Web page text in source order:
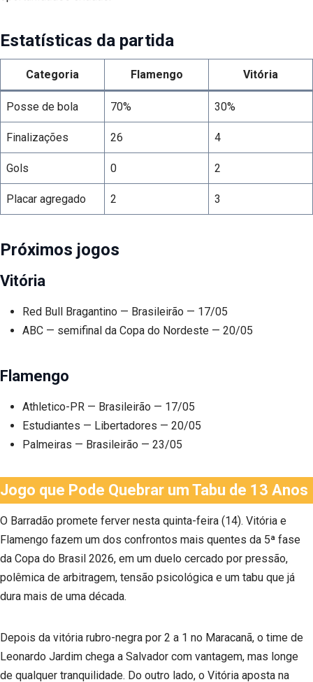
Estatísticas da partida
Categoria Flamengo Vitória
Posse de bola 70% 30%
Finalizações 26 4
Gols 0 2
Placar agregado 2 3
Próximos jogos
Vitória
Red Bull Bragantino — Brasileirão — 17/05
ABC — semifinal da Copa do Nordeste — 20/05
Flamengo
Athletico-PR — Brasileirão — 17/05
Estudiantes — Libertadores — 20/05
Palmeiras — Brasileirão — 23/05
Jogo que Pode Quebrar um Tabu de 13 Anos
O Barradão promete ferver nesta quinta-feira (14). Vitória e
Flamengo fazem um dos confrontos mais quentes da 5ª fase
da Copa do Brasil 2026, em um duelo cercado por pressão,
polêmica de arbitragem, tensão psicológica e um tabu que já
dura mais de uma década.
Depois da vitória rubro-negra por 2 a 1 no Maracanã, o time de
Leonardo Jardim chega a Salvador com vantagem, mas longe
de qualquer tranquilidade. Do outro lado, o Vitória aposta na